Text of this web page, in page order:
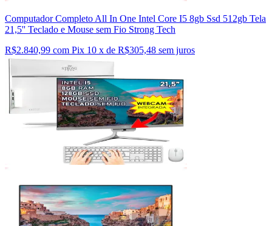
Computador Completo All In One Intel Core I5 8gb Ssd 512gb Tela
21,5'' Teclado e Mouse sem Fio Strong Tech
R$2.840,99 com Pix 10 x de R$305,48 sem juros